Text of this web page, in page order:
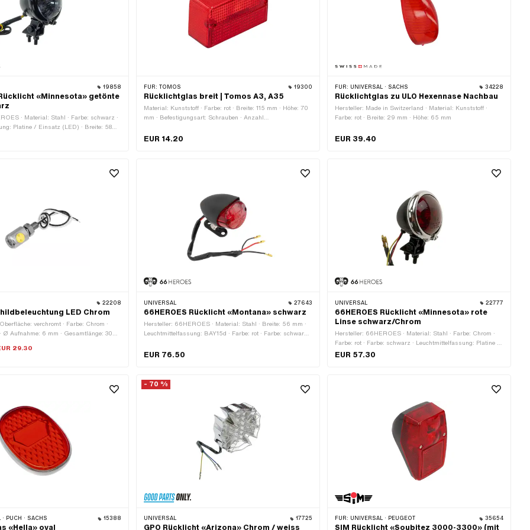
19858
«Minnesota» getönte
· Material: Stahl · Farbe: schwarz ·
Platine / Einsatz (LED) · Breite: 58
· Bremslicht: Ja · Reflektoren: Ja ·
FÜR: TOMOS 19300
Rücklichtglas breit | Tomos A3, A35
Material: Kunststoff · Farbe: rot · Breite: 115 mm · Höhe: 70
mm · Befestigungsart: Schrauben · Anzahl
EUR 14.20
FÜR: UNIVERSAL · SACHS 34228
Rücklichtglas zu ULO Hexennase Nachbau
Hersteller: Made in Switzerland · Material: Kunststoff ·
Farbe: rot · Breite: 29 mm · Höhe: 65 mm
EUR 39.40
22208
LED Chrom
verchromt · Farbe: Chrom ·
Ø Aufnahme: 6 mm · Gesamtlänge: 30
6 mm
29.30
UNIVERSAL 27643
66HEROES Rücklicht «Montana» schwarz
Hersteller: 66HEROES · Material: Stahl · Breite: 56 mm ·
Leuchtmittelfassung: BAY15d · Farbe: rot · Farbe: schwarz ·
Befestigungspunkte: 2 Stk. · Tiefe: 90 mm · Bremslicht: Ja
EUR 76.50
UNIVERSAL 22777
66HEROES Rücklicht «Minnesota» rote
Linse schwarz/Chrom
Hersteller: 66HEROES · Material: Stahl · Farbe: Chrom ·
Farbe: rot · Farbe: schwarz · Leuchtmittelfassung: Platine /
Einsatz (LED) · Breite: 58 mm · Tiefe: 56 mm · Bremslicht:
EUR 57.30
PUCH · SACHS 15388
«Hella» oval
- 70 %
UNIVERSAL 17725
GPO Rücklicht «Arizona» Chrom / weiss
FÜR: UNIVERSAL · PEUGEOT 35654
SIM Rücklicht «Soubitez 3000-3300» (mit